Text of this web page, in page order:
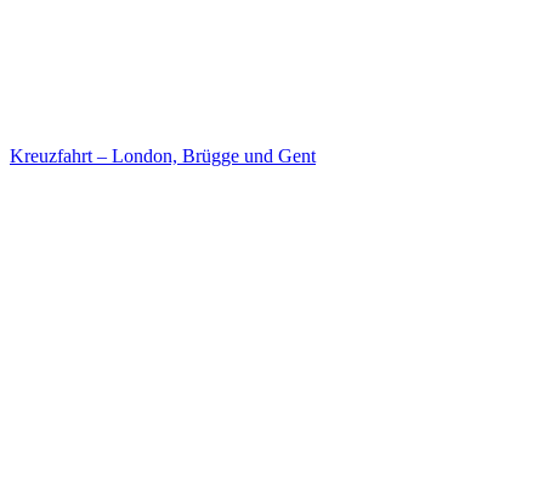
Kreuzfahrt – London, Brügge und Gent